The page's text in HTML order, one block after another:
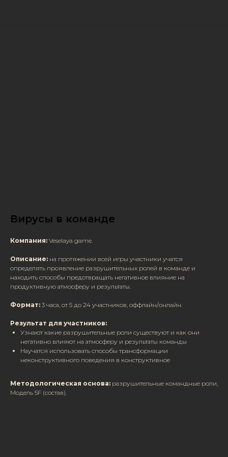
Вирусы в команде
Компания: Veselaya game.
Описание: на протяжении всей игры участники учатся
определять проявление разрушительных ролей в команде и
находить способы предотвращать негативное влияние на
продуктивную атмосферу и результаты.
Формат: 3 часа, от 5 до 24 участников, оффлайн/онлайн.
Результат для участников:
Узнают какие разрушительные роли существуют и как они
негативно влияют на атмосферу и результаты команды
Научатся использовать способы трансформации
неконструктивного поведения в конструктивное
Методологическая основа: разрушительные командные роли,
Модель 5F (состав).